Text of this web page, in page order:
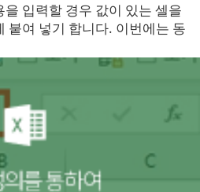
입력할 경우 값이 있는 셀을
붙여 넣기 합니다. 이번에는 동